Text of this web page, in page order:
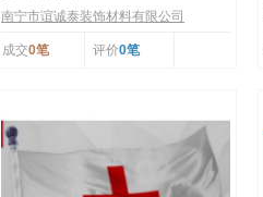
南宁市谊诚泰装饰材料有限公司
成交0笔 评价0笔